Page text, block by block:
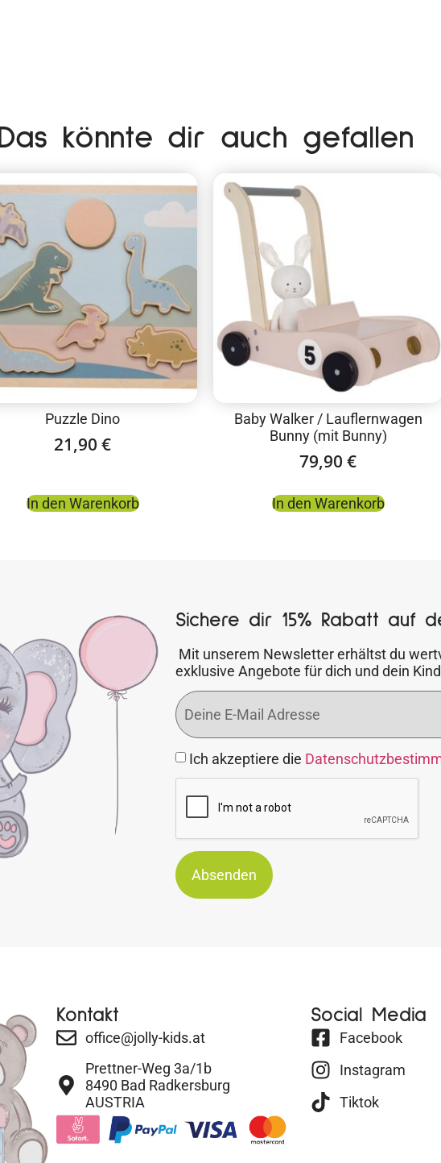
Das könnte dir auch gefallen
Puzzle Dino
21,90 €
In den Warenkorb
Baby Walker / Lauflernwagen
Bunny (mit Bunny)
79,90 €
In den Warenkorb
Sichere dir 15% Rabatt auf
Mit unserem Newsletter erhältst du
exklusive Angebote für dich und dein
Ich akzeptiere die
Absenden
Kontakt
office@jolly-kids.at
Prettner-Weg 3a/1b
8490 Bad Radkersburg
AUSTRIA
Social Media
Facebook
Instagram
Tiktok